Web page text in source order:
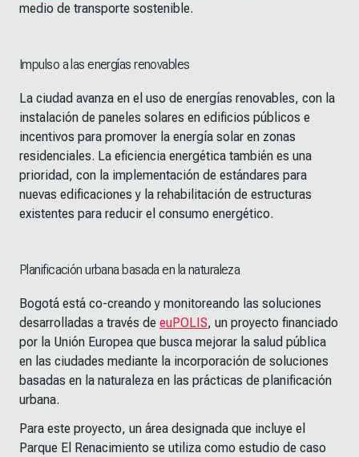
medio de transporte sostenible.
Impulso a las energías renovables
La ciudad avanza en el uso de energías renovables, con la
instalación de paneles solares en edificios públicos e
incentivos para promover la energía solar en zonas
residenciales. La eficiencia energética también es una
prioridad, con la implementación de estándares para
nuevas edificaciones y la rehabilitación de estructuras
existentes para reducir el consumo energético.
Planificación urbana basada en la naturaleza
Bogotá está co-creando y monitoreando las soluciones
desarrolladas a través de euPOLIS, un proyecto financiado
por la Unión Europea que busca mejorar la salud pública
en las ciudades mediante la incorporación de soluciones
basadas en la naturaleza en las prácticas de planificación
urbana.
Para este proyecto, un área designada que incluye el
Parque El Renacimiento se utiliza como estudio de caso